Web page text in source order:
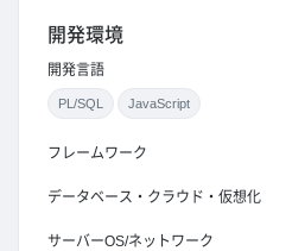
開発環境
開発言語
PL/SQL JavaScript
フレームワーク
データベース・クラウド・仮想化
サーバーOS/ネットワーク